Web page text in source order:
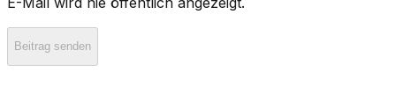
Beitrag senden